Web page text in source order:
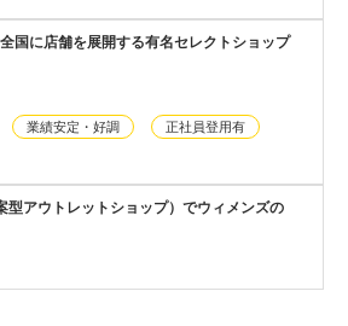
全国に店舗を展開する有名セレクトショップ
業績安定・好調 正社員登用有
型アウトレットショップ）でウィメンズの